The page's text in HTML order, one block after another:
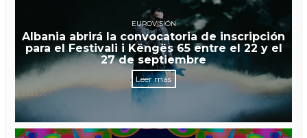
EUROVISIÓN
Albania abrirá la convocatoria de inscripción
para el Festivali i Këngës 65 entre el 22 y el
27 de septiembre
Leer más